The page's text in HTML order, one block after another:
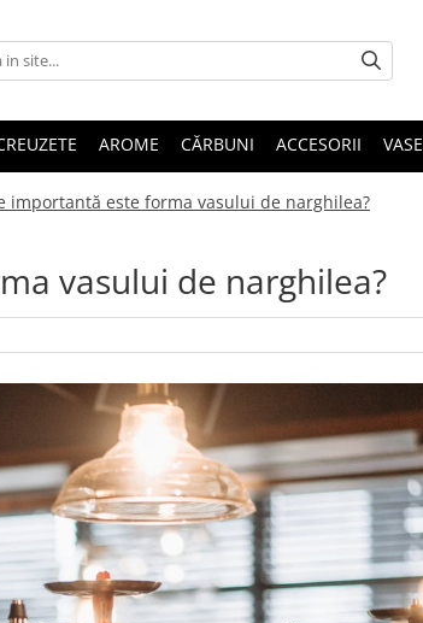
AROME CĂRBUNI ACCESORII VASE
importantă este forma vasului de narghilea?
vasului de narghilea?